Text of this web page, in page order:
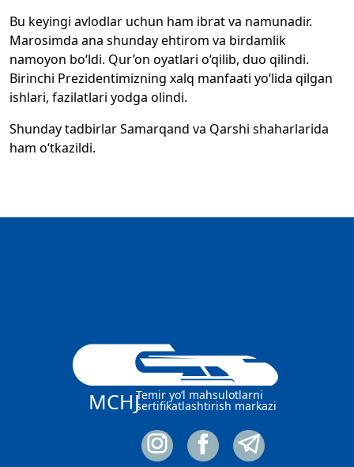
Bu keyingi avlodlar uchun ham ibrat va namunadir.
Marosimda ana shunday ehtirom va birdamlik
namoyon bo‘ldi. Qur’on oyatlari o‘qilib, duo qilindi.
Birinchi Prezidentimizning xalq manfaati yo‘lida qilgan
ishlari, fazilatlari yodga olindi.
Shunday tadbirlar Samarqand va Qarshi shaharlarida
ham o‘tkazildi.
MCHJTemir yo‘l mahsulotlarni
sertifikatlashtirish markazi